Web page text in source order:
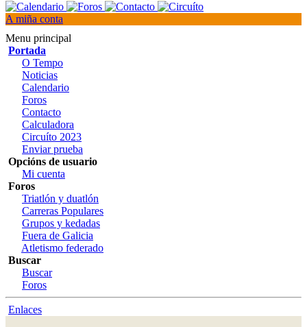
A miña conta
Menu principal
Portada
O Tempo
Noticias
Calendario
Foros
Contacto
Calculadora
Circuíto 2023
Enviar prueba
Opcións de usuario
Mi cuenta
Foros
Triatlón y duatlón
Carreras Populares
Grupos y kedadas
Fuera de Galicia
Atletismo federado
Buscar
Buscar
Foros
Enlaces